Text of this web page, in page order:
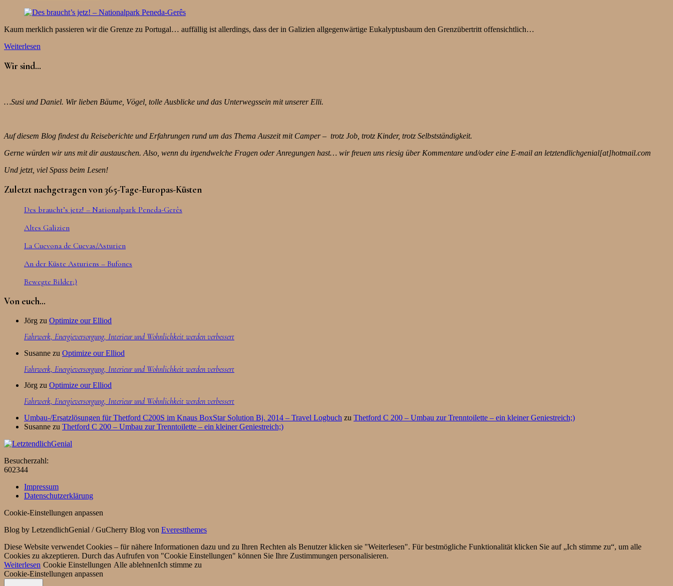
Kaum merklich passieren wir die Grenze zu Portugal… auffällig ist allerdings, dass der in Galizien allgegenwärtige Eukalyptusbaum den Grenzübertritt offensichtlich…
Weiterlesen
Wir sind…
…Susi und Daniel. Wir lieben Bäume, Vögel, tolle Ausblicke und das Unterwegssein mit unserer Elli.
Auf diesem Blog findest du Reiseberichte und Erfahrungen rund um das Thema Auszeit mit Camper – trotz Job, trotz Kinder, trotz Selbstständigkeit.
Gerne würden wir uns mit dir austauschen. Also, wenn du irgendwelche Fragen oder Anregungen hast… wir freuen uns riesig über Kommentare und/oder eine E-mail an letztendlichgenial[at]hotmail.com
Und jetzt, viel Spass beim Lesen!
Zuletzt nachgetragen von 365-Tage-Europas-Küsten
Des braucht’s jetz! – Nationalpark Peneda-Gerês
Altes Galizien
La Cuevona de Cuevas/Asturien
An der Küste Asturiens – Bufones
Bewegte Bilder;)
Von euch…
Jörg zu Optimize our Elliod
Fahrwerk, Energieversorgung, Interieur und Wohnlichkeit werden verbessert
Susanne zu Optimize our Elliod
Fahrwerk, Energieversorgung, Interieur und Wohnlichkeit werden verbessert
Jörg zu Optimize our Elliod
Fahrwerk, Energieversorgung, Interieur und Wohnlichkeit werden verbessert
Umbau-/Ersatzlösungen für Thetford C200S im Knaus BoxStar Solution Bj. 2014 – Travel Logbuch zu Thetford C 200 – Umbau zur Trenntoilette – ein kleiner Geniestreich;)
Susanne zu Thetford C 200 – Umbau zur Trenntoilette – ein kleiner Geniestreich;)
Besucherzahl:
602344
Impressum
Datenschutzerklärung
Cookie-Einstellungen anpassen
Blog by LetzendlichGenial / GuCherry Blog von Everestthemes
Diese Website verwendet Cookies – für nähere Informationen dazu und zu Ihren Rechten als Benutzer klicken sie "Weiterlesen". Für bestmögliche Funktionalität klicken Sie auf „Ich stimme zu“, um alle
Cookies zu akzeptieren. Durch das Aufrufen von "Cookie Einstellungen" können Sie Ihre Zustimmungen personalisieren.
Weiterlesen Cookie Einstellungen Alle ablehnenIch stimme zu
Cookie-Einstellungen anpassen